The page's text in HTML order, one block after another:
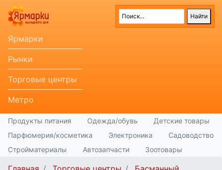
Ярмарки
Рынки
Торговые центры
Метро
Продукты питания Одежда/обувь
Детские товары
Парфюмерия/косметика
Электроника
Садоводство
Стройматериалы
Автозапчасти Зоотовары